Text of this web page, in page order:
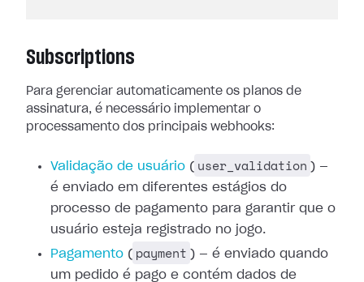
Subscriptions
Para gerenciar automaticamente os planos de
assinatura, é necessário
implementar o
processamento dos principais webhooks:
Validação de usuário ( user_validation ) —
é enviado em diferentes estágios do
processo de pagamento para garantir que o
usuário esteja registrado no jogo.
Pagamento ( payment ) — é enviado quando
um pedido é pago e contém dados de